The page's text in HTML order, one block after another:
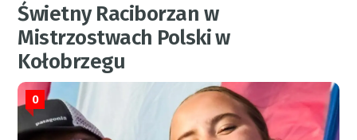
Świetny Raciborzan w
Mistrzostwach Polski w
Kołobrzegu
0